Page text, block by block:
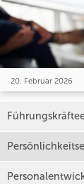
20. Februar 2026